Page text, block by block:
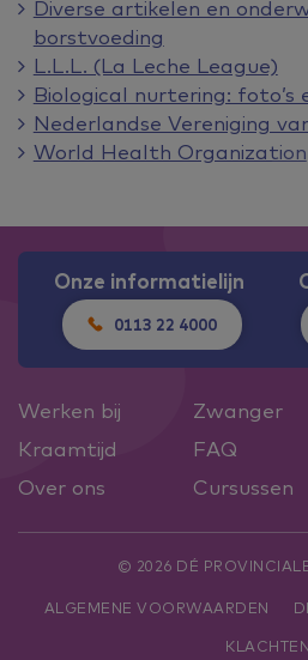
Diverse artikelen en
borstvoeding
L.L.L. (La Leche League)
Biological nurtering: foto’s
Nederlandse Vereniging
World Health Organization
Onze informatielijn
0113 22 4000
Werken bij Zwanger
Kraamtijd
FAQ
Over ons
Cursussen
© 2026 DÉ
ALGEMENE VOORWAARDEN
KLACHTEN